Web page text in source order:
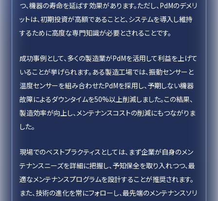
つ、機器の寿命を延ばす効果があります。ただし、PdMのデメリ
ットは、初期投資が高額であることと、システムを導入し維持
するために高度な専門知識が必要とされることです。
成功事例として、多くの製造業がPdMを活用して利益を上げて
いることが挙げられます。ある製造工場では、振動センサーと
温度センサーを組み合わせたPdMを採用し、予期しない機器
故障によるダウンタイムを50%以上削減しました。この結果、
製造効率が向上し、メンテナンスコストの削減にもつながりま
した。
現場でのベストプラクティスとしては、まず企業が自身のメン
テナンスニーズを詳細に把握し、予知保全を取り入れつつ、最
適なメンテナンスプログラムを設計することが推奨されます。
また、技術の進化を常にフォローし、最先端のメンテナンスソリ